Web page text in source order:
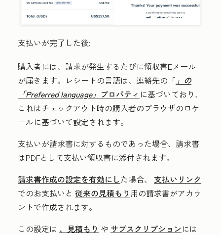
支払いが完了した後:
購入者には、請求が発生するたびに領収書Eメール
が届きます。レシートの言語は、連絡先の「 」の
「Preferred language」 プロパティ に基づいており、
これはチェックアウト時の購入者のブラウザのロケ
ールに基づいて設定されます。
支払いが請求書に対するものであった場合、請求書
はPDFとして支払い領収書に添付されます。
請求書作成の設定を有効にした場合、 支払いリンク
でのお支払いと 従来の見積もり 用の請求書がアカウ
ントで作成されます。
この設定は 、見積もり や サブスクリプション には